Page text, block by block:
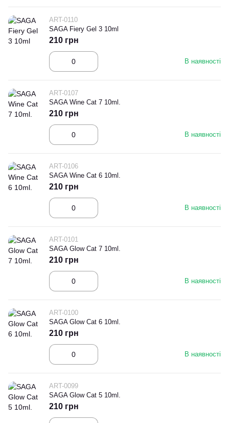
ART-0110
SAGA Fiery Gel 3 10ml
В наявності
210 грн
ART-0107
SAGA Wine Cat 7 10ml.
В наявності
210 грн
ART-0106
SAGA Wine Cat 6 10ml.
В наявності
210 грн
ART-0101
SAGA Glow Cat 7 10ml.
В наявності
210 грн
ART-0100
SAGA Glow Cat 6 10ml.
В наявності
210 грн
ART-0099
SAGA Glow Cat 5 10ml.
210 грн